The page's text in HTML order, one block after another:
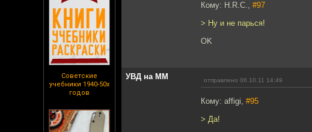
Советские
учебники 1940-50х
годов
Кому: H.R.C., #97
> Ну и не парься!
OK
УВД на ММ отправлено 06.10.11 14:49
Кому: affigi, #95
> Да!